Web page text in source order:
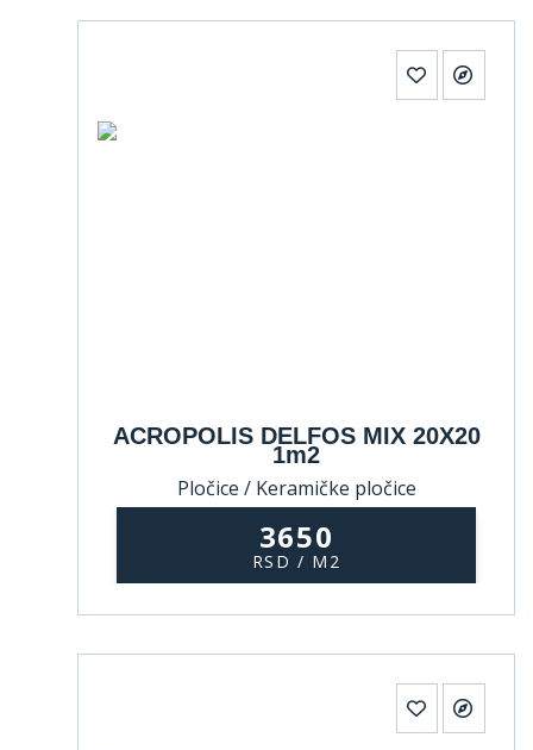
ACROPOLIS DELFOS MIX 20X20
1m2
Pločice / Keramičke pločice
3650
RSD / M2